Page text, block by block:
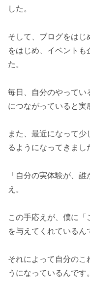
した。
そして、ブログをは
をはじめ、イベント
た。
毎日、自分のやってい
につながっていると実
また、最近になって
るようになってきまし
「自分の実体験が、
え。
この手応えが、僕に
を与えてくれているん
それによって自分のこ
うになっているんです。